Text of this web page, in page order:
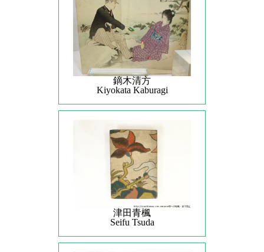
鏑木清方
Kiyokata Kaburagi
津田青楓
Seifu Tsuda